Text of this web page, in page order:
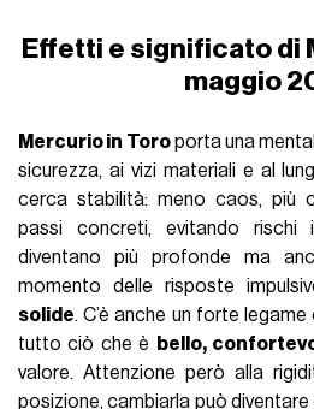
Effetti e significato di
maggio
Mercurio in Toroporta una
sicurezza, ai vizi materiali e al
cerca stabilità: meno caos, più
passi concreti, evitando rischi
diventano più profonde ma
momento delle risposte
solide. C’è anche un forte
tutto ciò che è
bello,
valore. Attenzione però alla
posizione, cambiarla può